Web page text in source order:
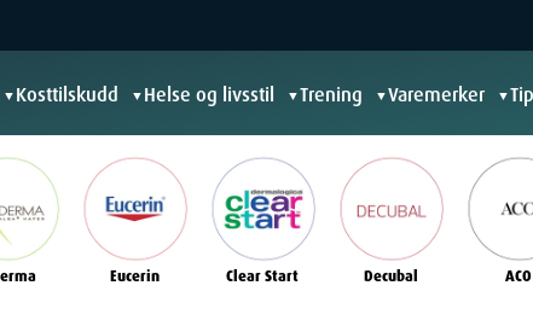
▼ Kosttilskudd ▼ Helse og livsstil ▼Trening ▼Varemerker ▼
Eucerin Clear Start Decubal ACO